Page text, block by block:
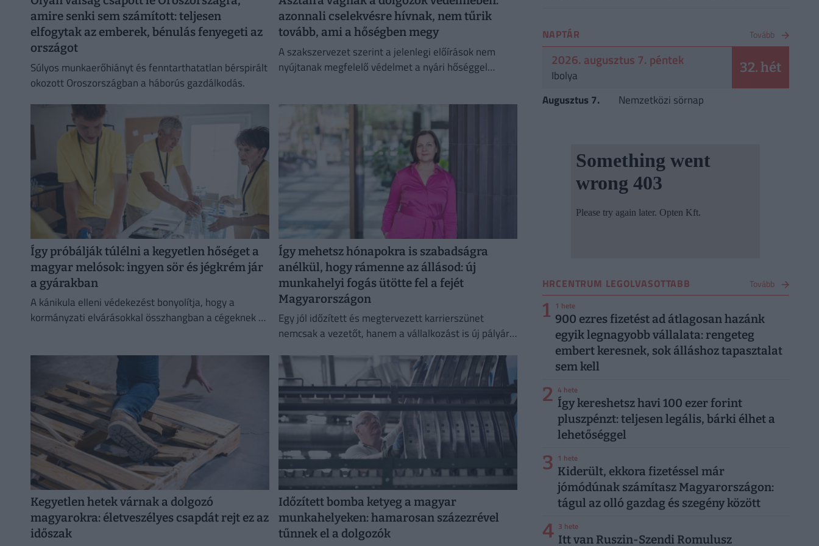
amire senki sem számított: teljesen
elfogytak az emberek, bénulás fenyegeti az
országot
Súlyos munkaerőhiányt és fenntarthatatlan bérspirált
okozott Oroszországban a háborús gazdálkodás.
azonnali cselekvésre hívnak, nem tűrik
tovább, ami a hőségben megy
A szakszervezet szerint a jelenlegi előírások nem
nyújtanak megfelelő védelmet a nyári hőséggel
Így próbálják túlélni a kegyetlen hőséget a
magyar melósok: ingyen sör és jégkrém jár
a gyárakban
A kánikula elleni védekezést bonyolítja, hogy a
kormányzati elvárásokkal összhangban a cégeknek az
Így mehetsz hónapokra is szabadságra
anélkül, hogy rámenne az állásod: új
munkahelyi fogás ütötte fel a fejét
Magyarországon
Egy jól időzített és megtervezett karrierszünet
nemcsak a vezetőt, hanem a vállalkozást is új pályára
Kegyetlen hetek várnak a dolgozó
magyarokra: életveszélyes csapdát rejt ez az
időszak
Időzített bomba ketyeg a magyar
munkahelyeken: hamarosan százezrével
tűnnek el a dolgozók
NAPTÁR Tovább
2026. augusztus 7. péntek
Ibolya 32. hét
Augusztus 7. Nemzetközi sörnap
HRCENTRUM LEGOLVASOTTABB Tovább
1 1 hete
900 ezres fizetést ad átlagosan hazánk
egyik legnagyobb vállalata: rengeteg
embert keresnek, sok álláshoz tapasztalat
sem kell
2 4 hete
Így kereshetsz havi 100 ezer forint
pluszpénzt: teljesen legális, bárki élhet a
lehetőséggel
3 1 hete
Kiderült, ekkora fizetéssel már
jómódúnak számítasz Magyarországon:
tágul az olló gazdag és szegény között
4 3 hete
Itt van Ruszin-Szendi Romulusz